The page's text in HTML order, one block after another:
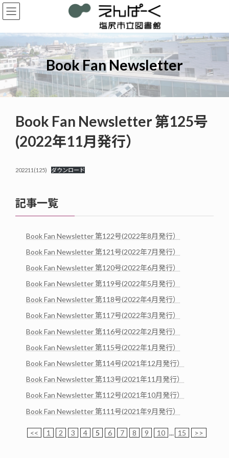
コ
ン
ン
ツ
へ
ス
キ
ッ
プ
ナ
ビ
ー
シ
ョ
ン
に
移
動
Book Fan Newsletter
Book Fan Newsletter 第125号
(2022年11月発行）
202211(125) ダウンロード
記事一覧
Book Fan Newsletter 第122号(2022年8月発行）
Book Fan Newsletter 第121号(2022年7月発行）
Book Fan Newsletter 第120号(2022年6月発行）
Book Fan Newsletter 第119号(2022年5月発行）
Book Fan Newsletter 第118号(2022年4月発行）
Book Fan Newsletter 第117号(2022年3月発行）
Book Fan Newsletter 第116号(2022年2月発行）
Book Fan Newsletter 第115号(2022年1月発行）
Book Fan Newsletter 第114号(2021年12月発行）
Book Fan Newsletter 第113号(2021年11月発行）
Book Fan Newsletter 第112号(2021年10月発行）
Book Fan Newsletter 第111号(2021年9月発行）
<< 1 2 3 4 5 6 7 8 9 10 ... 15 >>